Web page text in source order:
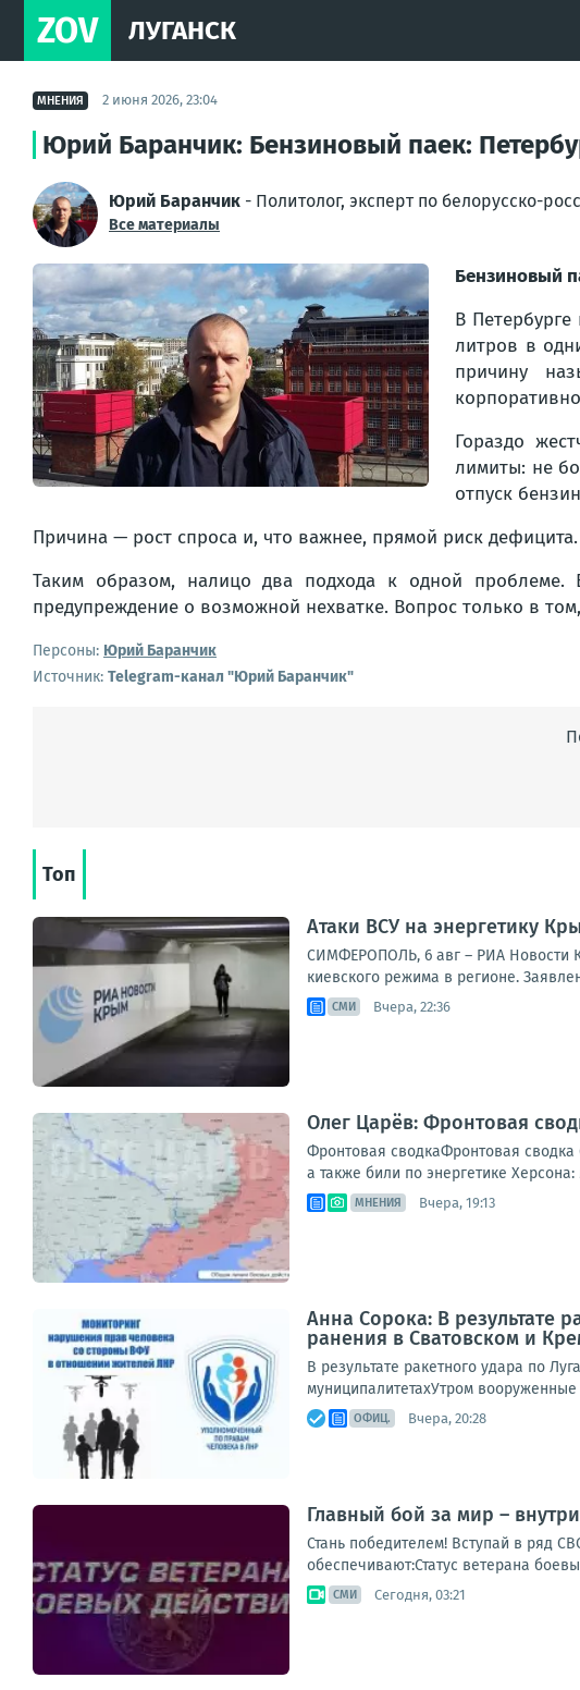
ZOV ЛУГАНСК
МНЕНИЯ 2 июня 2026, 23:04
Юрий Баранчик: Бензиновый паек:
Юрий Баранчик - Политолог, эксперт по белорусско-
Все материалы
Бензиновый
В
литров в
причину
Гораздо
лимиты: не
отпуск
Причина — рост спроса и, что важнее, прямой риск
Таким образом, налицо два подхода к одной
предупреждение о возможной нехватке. Вопрос только в
Персоны: Юрий Баранчик
Источник: Telegram-канал "Юрий Баранчик"
Топ
Атаки ВСУ на энергетику
СИМФЕРОПОЛЬ, 6 авг – РИА Новости
киевского режима в регионе.
СМИ Вчера, 22:36
Олег Царёв: Фронтовая
Фронтовая сводкаФронтовая
а также били по энергетике
МНЕНИЯ Вчера, 19:13
Анна Сорока: В результате
ранения в Сватовском и
В результате ракетного удара по
муниципалитетахУтром
ОФИЦ. Вчера, 20:28
Главный бой за мир –
Стань победителем! Вступай в ряд
обеспечивают:Статус ветерана
СМИ Сегодня, 03:21